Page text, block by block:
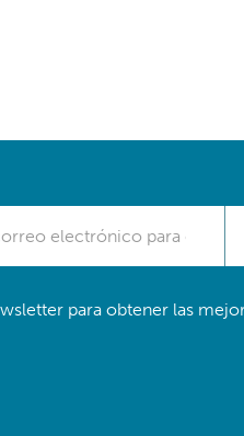
para obtener las